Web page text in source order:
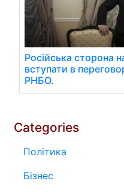
Російська сторона
вступати в
РНБО.
Categories
Політика
Бізнес